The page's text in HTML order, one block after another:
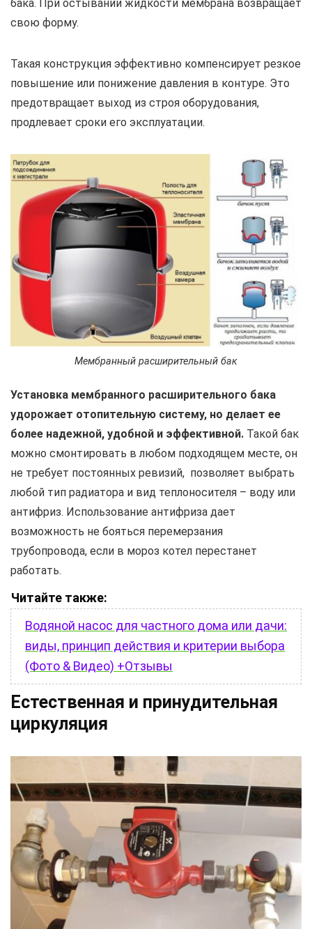
бака. При остывании жидкости мембрана возвращает
свою форму.
Такая конструкция эффективно компенсирует резкое
повышение или понижение давления в контуре. Это
предотвращает выход из строя оборудования,
продлевает сроки его эксплуатации.
Мембранный расширительный бак
Установка мембранного расширительного бака
удорожает отопительную систему, но делает ее
более надежной, удобной и эффективной. Такой бак
можно смонтировать в любом подходящем месте, он
не требует постоянных ревизий, позволяет выбрать
любой тип радиатора и вид теплоносителя – воду или
антифриз. Использование антифриза дает
возможность не бояться перемерзания
трубопровода, если в мороз котел перестанет
работать.
Читайте также:
Водяной насос для частного дома или дачи:
виды, принцип действия и критерии выбора
(Фото & Видео) +Отзывы
Естественная и принудительная
циркуляция